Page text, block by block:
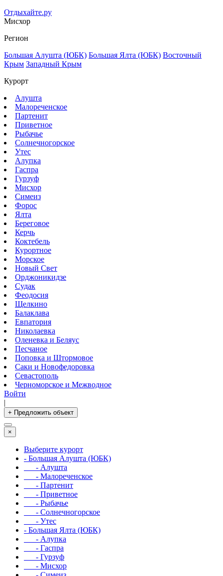
Отдыхайте.ру
Мисхор
Регион
Большая Алушта (ЮБК) Большая Ялта (ЮБК) Восточный
Крым Западный Крым
Курорт
Алушта
Малореченское
Партенит
Приветное
Рыбачье
Солнечногорское
Утес
Алупка
Гаспра
Гурзуф
Мисхор
Симеиз
Форос
Ялта
Береговое
Керчь
Коктебель
Курортное
Морское
Новый Свет
Орджоникидзе
Судак
Феодосия
Щелкино
Балаклава
Евпатория
Николаевка
Оленевка и Беляус
Песчаное
Поповка и Штормовое
Саки и Новофедоровка
Севастополь
Черноморское и Межводное
Войти
|
+ Предложить объект
×
Выберите курорт
- Большая Алушта (ЮБК)
- Алушта
- Малореченское
- Партенит
- Приветное
- Рыбачье
- Солнечногорское
- Утес
- Большая Ялта (ЮБК)
- Алупка
- Гаспра
- Гурзуф
- Мисхор